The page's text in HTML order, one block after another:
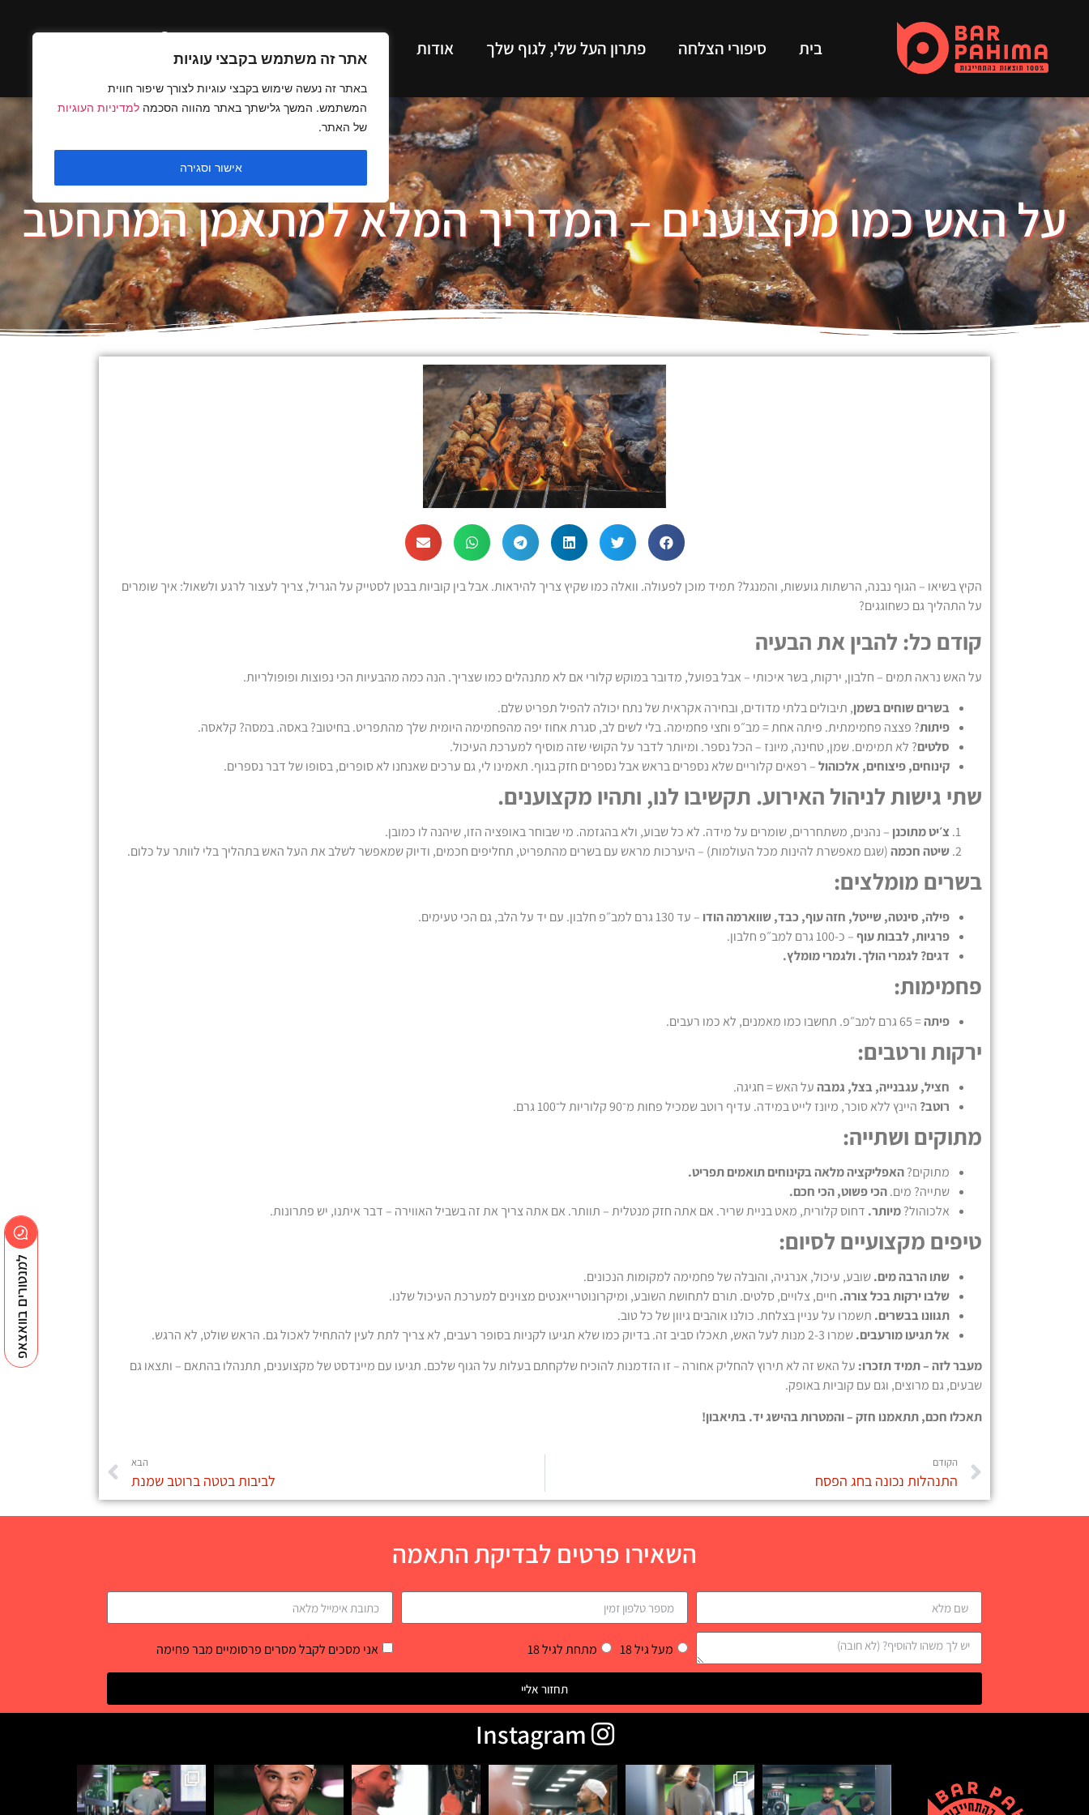
אתר זה משתמש בקבצי עוגיות
באתר זה נעשה שימוש בקבצי עוגיות לצורך שיפור חווית
המשתמש. המשך גלישתך באתר מהווה הסכמה למדיניות העוגיות
של האתר.
אישור וסגירה
בית סיפורי הצלחה פתרון העל שלי, לגוף שלך אודות
על האש כמו מקצוענים – המדריך המלא למתאמן המתחטב
הקיץ בשיאו – הגוף נבנה, הרשתות גועשות, והמנגל? תמיד מוכן לפעולה. וואלה כמו שקיץ צריך להיראות. אבל בין קוביות בבטן לסטייק על הגריל, צריך לעצור לרגע ולשאול: איך שומרים
על התהליך גם כשחוגגים?
קודם כל: להבין את הבעיה
על האש נראה תמים – חלבון, ירקות, בשר איכותי – אבל בפועל, מדובר במוקש קלורי אם לא מתנהלים כמו שצריך. הנה כמה מהבעיות הכי נפוצות ופופולריות.
בשרים שוחים בשמן, תיבולים בלתי מדודים, ובחירה אקראית של נתח יכולה להפיל תפריט שלם.
פיתות? פצצה פחמימתית. פיתה אחת = מב״פ וחצי פחמימה. בלי לשים לב, סגרת אחוז יפה מהפחמימה היומית שלך מהתפריט. בחיטוב? באסה. במסה? קלאסה.
סלטים? לא תמימים. שמן, טחינה, מיונז – הכל נספר. ומיותר לדבר על הקושי שזה מוסיף למערכת העיכול.
קינוחים, פיצוחים, אלכוהול– רפאים קלוריים שלא נספרים בראש אבל נספרים חזק בגוף. תאמינו לי, גם ערכים שאנחנו לא סופרים, בסופו של דבר נספרים.
שתי גישות לניהול האירוע. תקשיבו לנו, ותהיו מקצוענים.
צ׳יט מתוכנן – נהנים, משתחררים, שומרים על מידה. לא כל שבוע, ולא בהגזמה. מי שבוחר באופציה הזו, שיהנה לו כמובן.
שיטה חכמה(שגם מאפשרת להינות מכל העולמות) – היערכות מראש עם בשרים מהתפריט, תחליפים חכמים, ודיוק שמאפשר לשלב את העל האש בתהליך בלי לוותר על כלום.
בשרים מומלצים:
פילה, סינטה, שייטל, חזה עוף, כבד, שווארמה הודו – עד 130 גרם למב״פ חלבון. עם יד על הלב, גם הכי טעימים.
פרגיות, לבבות עוף– כ-100 גרם למב״פ חלבון.
דגים? לגמרי הולך. ולגמרי מומלץ.
פחמימות:
פיתה= 65 גרם למב״פ. תחשבו כמו מאמנים, לא כמו רעבים.
ירקות ורטבים:
חציל, עגבנייה, בצל, גמבהעל האש = חגיגה.
רוטב? היינץ ללא סוכר, מיונז לייט במידה. עדיף רוטב שמכיל פחות מ־90 קלוריות ל־100 גרם.
מתוקים ושתייה:
מתוקים?האפליקציה מלאה בקינוחים תואמים תפריט.
שתייה? מים.הכי פשוט, הכי חכם.
אלכוהול?מיותר. דחוס קלורית, מאט בניית שריר. אם אתה חזק מנטלית – תוותר. אם אתה צריך את זה בשביל האווירה – דבר איתנו, יש פתרונות.
טיפים מקצועיים לסיום:
שתו הרבה מים.שובע, עיכול, אנרגיה, והובלה של פחמימה למקומות הנכונים.
שלבו ירקות בכל צורה. חיים, צלויים, סלטים. תורם לתחושת השובע, ומיקרונוטרייאנטים מצוינים למערכת העיכול שלנו.
תגוונו בבשרים. תשמרו על עניין בצלחת. כולנו אוהבים גיוון של כל טוב.
אל תגיעו מורעבים.שמרו 2-3 מנות לעל האש, תאכלו סביב זה. בדיוק כמו שלא תגיעו לקניות בסופר רעבים, לא צריך לתת לעין להתחיל לאכול גם. הראש שולט, לא הרגש.
מעבר לזה – תמיד תזכרו: על האש זה לא תירוץ להחליק אחורה – זו הזדמנות להוכיח שלקחתם בעלות על הגוף שלכם. תגיעו עם מיינדסט של מקצוענים, תתנהלו בהתאם – ותצאו גם
שבעים, גם מרוצים, וגם עם קוביות באופק.
תאכלו חכם, תתאמנו חזק – והמטרות בהישג יד. בתיאבון!
הקודם
התנהלות נכונה בחג הפסח
הבא
לביבות בטטה ברוטב שמנת
השאירו פרטים לבדיקת התאמה
מעל גיל 18 מתחת לגיל 18 אני מסכים לקבל מסרים פרסומיים מבר פחימה
תחזור אליי
למנטורים בוואצאפ